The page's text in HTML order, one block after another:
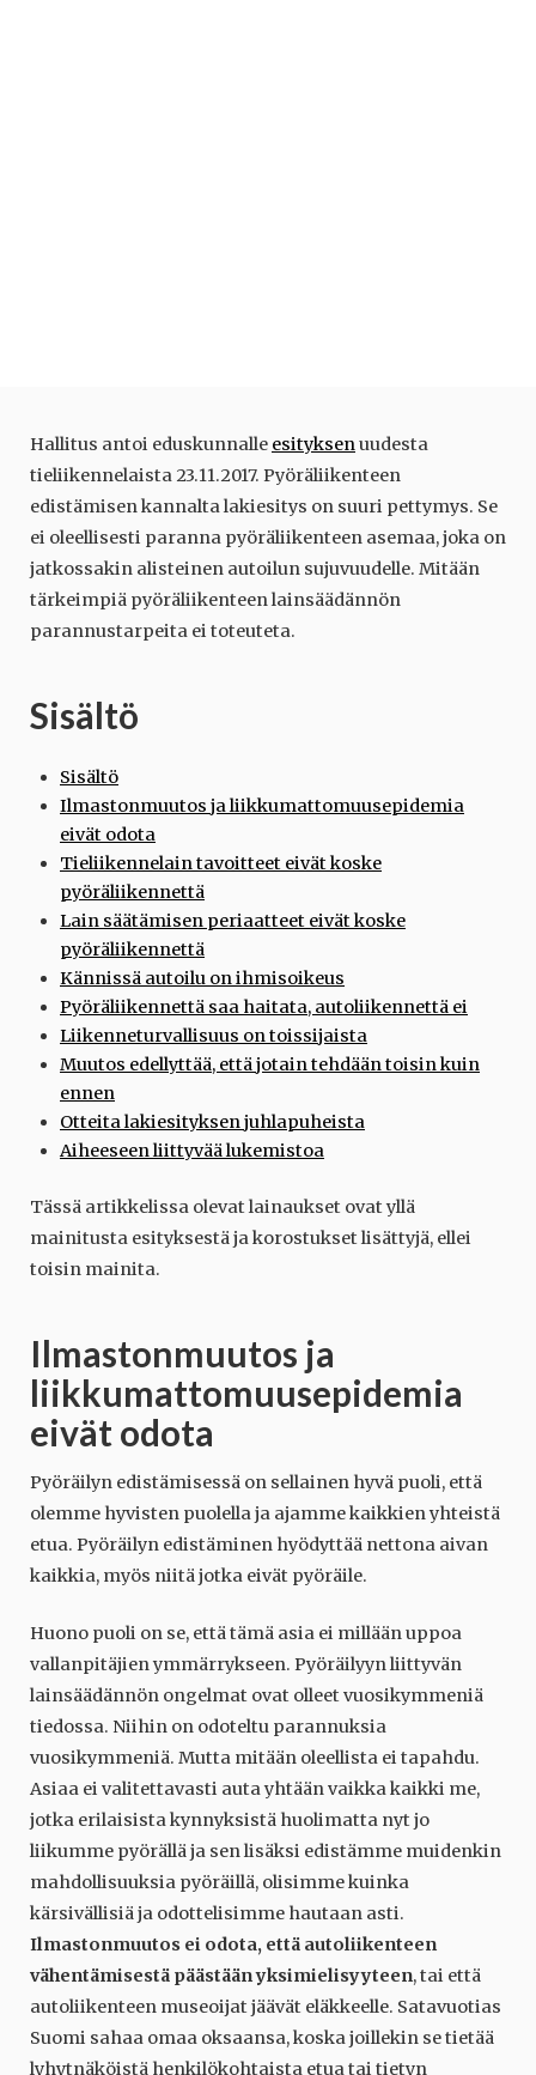
Hallitus antoi eduskunnalle esityksenuudesta
tieliikennelaista 23.11.2017. Pyöräliikenteen
edistämisen kannalta lakiesitys on suuri pettymys. Se
ei oleellisesti paranna pyöräliikenteen asemaa, joka on
jatkossakin alisteinen autoilun sujuvuudelle. Mitään
tärkeimpiä pyöräliikenteen lainsäädännön
parannustarpeita ei toteuteta.
Sisältö
Sisältö
Ilmastonmuutos ja liikkumattomuusepidemia
eivät odota
Tieliikennelain tavoitteet eivät koske
pyöräliikennettä
Lain säätämisen periaatteet eivät koske
pyöräliikennettä
Kännissä autoilu on ihmisoikeus
Pyöräliikennettä saa haitata, autoliikennettä ei
Liikenneturvallisuus on toissijaista
Muutos edellyttää, että jotain tehdään toisin kuin
ennen
Otteita lakiesityksen juhlapuheista
Aiheeseen liittyvää lukemistoa
Tässä artikkelissa olevat lainaukset ovat yllä
mainitusta esityksestä ja korostukset lisättyjä, ellei
toisin mainita.
Ilmastonmuutos ja
liikkumattomuusepidemia
eivät odota
Pyöräilyn edistämisessä on sellainen hyvä puoli, että
olemme hyvisten puolella ja ajamme kaikkien yhteistä
etua. Pyöräilyn edistäminen hyödyttää nettona aivan
kaikkia, myös niitä jotka eivät pyöräile.
Huono puoli on se, että tämä asia ei millään uppoa
vallanpitäjien ymmärrykseen. Pyöräilyyn liittyvän
lainsäädännön ongelmat ovat olleet vuosikymmeniä
tiedossa. Niihin on odoteltu parannuksia
vuosikymmeniä. Mutta mitään oleellista ei tapahdu.
Asiaa ei valitettavasti auta yhtään vaikka kaikki me,
jotka erilaisista kynnyksistä huolimatta nyt jo
liikumme pyörällä ja sen lisäksi edistämme muidenkin
mahdollisuuksia pyöräillä, olisimme kuinka
kärsivällisiä ja odottelisimme hautaan asti.
Ilmastonmuutos ei odota, että autoliikenteen
vähentämisestä päästään yksimielisyyteen, tai että
autoliikenteen museoijat jäävät eläkkeelle. Satavuotias
Suomi sahaa omaa oksaansa, koska joillekin se tietää
lyhytnäköistä henkilökohtaista etua tai tietyn